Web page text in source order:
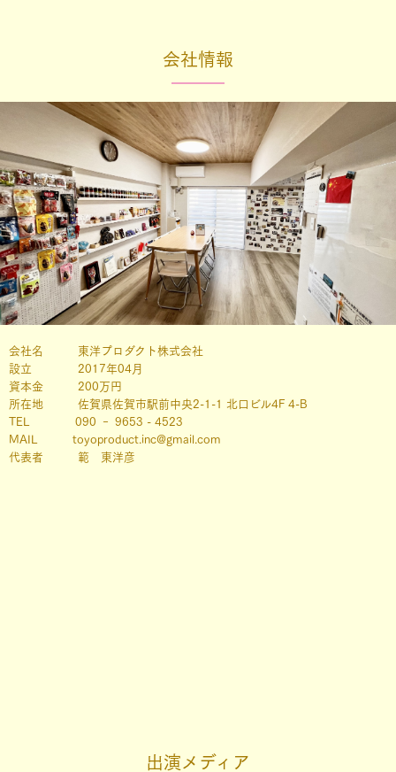
会社情報
会社名 東洋プロダクト株式会社
設立 2017年04月
資本金 200万円
所在地 佐賀県佐賀市駅前中央2-1-1 北口ビル4F 4-B
TEL 090 ‐ 9653 - 4523
MAIL toyoproduct.inc@gmail.com
代表者 範 東洋彦
出演メディア